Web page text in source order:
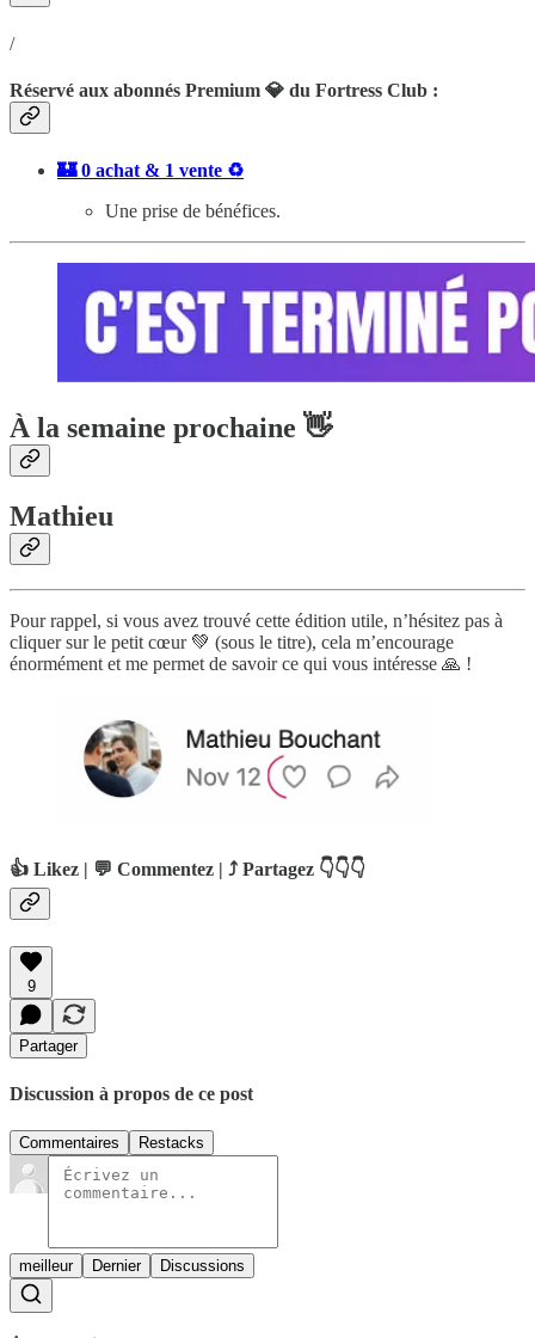
/
Réservé aux abonnés Premium 💎 du Fortress Club :
🏰 0 achat & 1 vente ♻️
Une prise de bénéfices.
À la semaine prochaine 👋
Mathieu
Pour rappel, si vous avez trouvé cette édition utile, n’hésitez pas à
cliquer sur le petit cœur 💚 (sous le titre), cela m’encourage
énormément et me permet de savoir ce qui vous intéresse 🙏 !
👍 Likez | 💬 Commentez | ⤴️ Partagez 👇👇👇
9
Partager
Discussion à propos de ce post
Commentaires Restacks
meilleur Dernier Discussions